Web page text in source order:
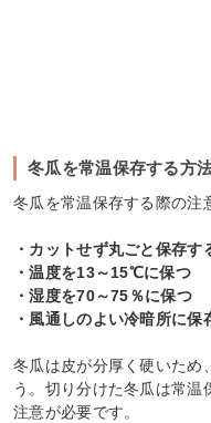
冬瓜を常温保存する方
冬瓜を常温保存する際の注
・カットせず丸ごと保存す
・温度を13～15℃に保つ
・湿度を70～75％に保つ
・風通しのよい冷暗所に保
冬瓜は皮が分厚く硬いため
う。切り分けた冬瓜は常温
注意が必要です。